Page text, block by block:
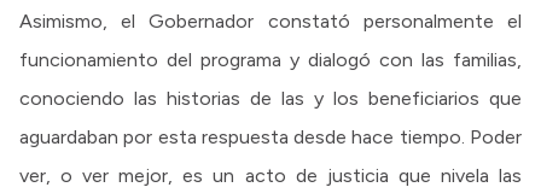
Asimismo, el Gobernador constató personalmente el
funcionamiento del programa y dialogó con las familias,
conociendo las historias de las y los beneficiarios que
aguardaban por esta respuesta desde hace tiempo. Poder
ver, o ver mejor, es un acto de justicia que nivela las